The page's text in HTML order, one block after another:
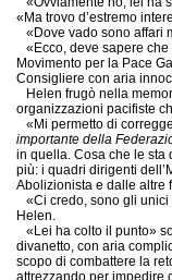
«Ma trovo d’estremo
«Dove vado sono affari
«Ecco, deve sapere che
Movimento per la Pace
Consigliere con aria
Helen frugò nella
organizzazioni pacifiste
«Mi permetto di
importante della
in quella. Cosa che le sta
più: i quadri dirigenti
Abolizionista e dalle altre
«Ci credo, sono gli unici
Helen.
«Lei ha colto il punto»
divanetto, con aria
scopo di combattere la
attrezzando per impedire